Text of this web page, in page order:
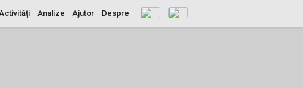
Despre
Ajutor
Analize